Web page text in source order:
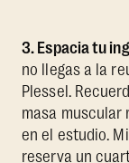
3. Espacia tu
no llegas a la
Plessel.
masa muscular
en el estudio.
reserva un